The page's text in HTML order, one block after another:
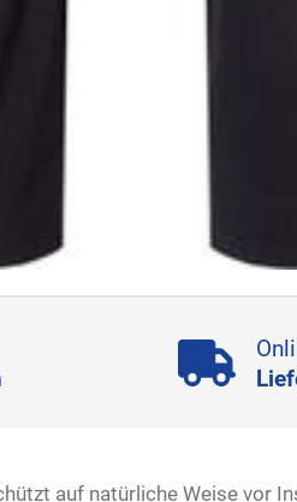
auf natürliche Weise vor